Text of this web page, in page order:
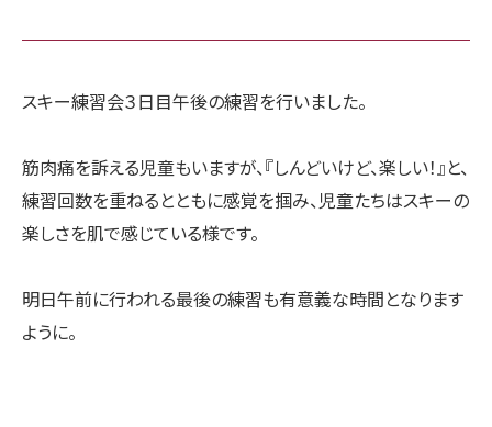
スキー練習会３日目午後の練習を行いました。
筋肉痛を訴える児童もいますが、『しんどいけど、楽しい！』と、
練習回数を重ねるとともに感覚を掴み、児童たちはスキーの
楽しさを肌で感じている様です。
明日午前に行われる最後の練習も有意義な時間となります
ように。